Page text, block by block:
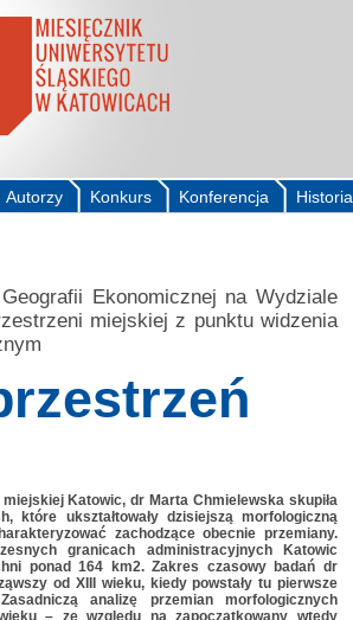
Historia
Konferencja
Konkurs
Autorzy
Ekonomicznej na Wydziale
miejskiej z punktu widzenia
Katowic, dr Marta Chmielewska skupiła
które ukształtowały dzisiejszą morfologiczną
zachodzące obecnie przemiany.
granicach administracyjnych Katowic
ponad 164 km2. Zakres czasowy badań dr
od XIII wieku, kiedy powstały tu pierwsze
analizę przemian morfologicznych
– ze względu na zapoczątkowany wtedy